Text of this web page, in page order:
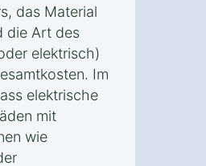
das Material
die Art des
elektrisch)
Im
elektrische
mit
wie